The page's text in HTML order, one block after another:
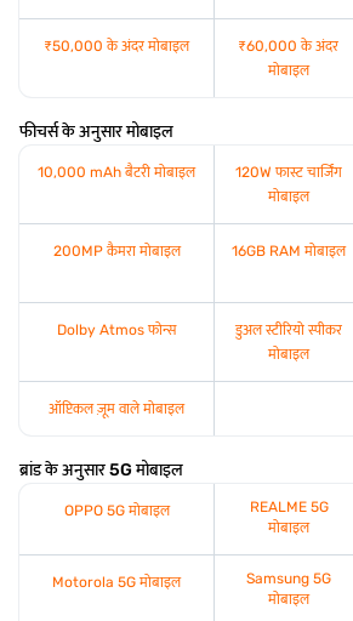
₹50,000 के अंदर मोबाइल
₹60,000 के अंदर
मोबाइल
फीचर्स के अनुसार मोबाइल
10,000 mAh बैटरी मोबाइल
120W फास्ट चार्जिंग
मोबाइल
200MP कैमरा मोबाइल 16GB RAM मोबाइल
Dolby Atmos फोन्स
डुअल स्टीरियो स्पीकर
मोबाइल
ऑप्टिकल ज़ूम वाले मोबाइल
ब्रांड के अनुसार 5G मोबाइल
OPPO 5G मोबाइल
REALME 5G
मोबाइल
Motorola 5G मोबाइल
Samsung 5G
मोबाइल